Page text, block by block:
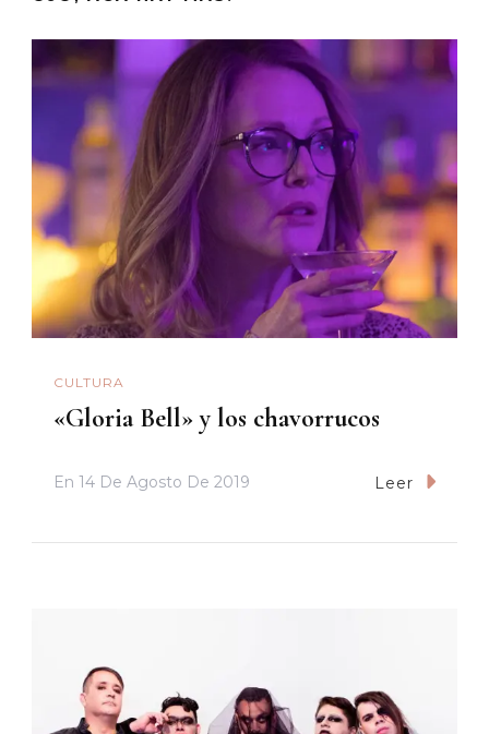
CULTURA
«Gloria Bell» y los chavorrucos
En 14 De Agosto De 2019 Leer